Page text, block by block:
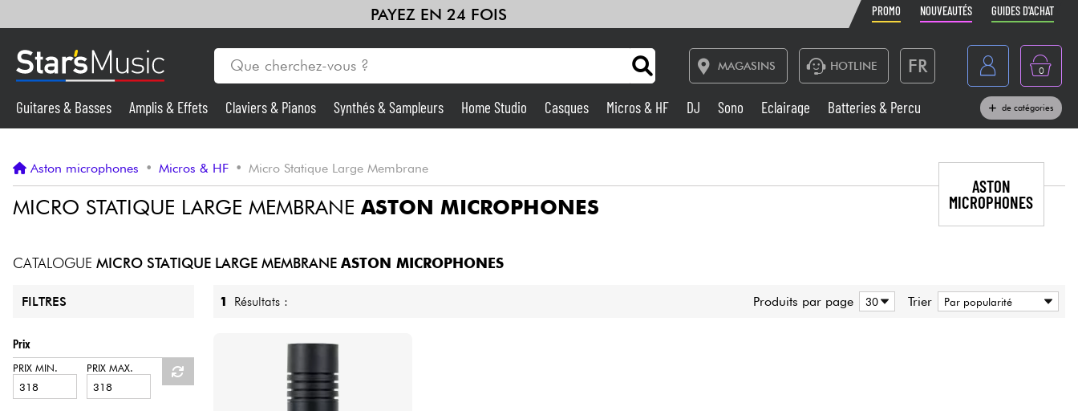
PAYEZ EN 24 FOIS PROMO NOUVEAUTÉS GUIDES D'ACHAT
MAGASINS HOTLINE FR
Belgique
België
0
Synthés & Sampleurs Home Studio Casques
HiFi
Guitares & Basses Amplis & Effets Claviers & Pianos Synthés & Sampleurs Home Studio Casques Micros & HF DJ Sono Eclairage
Batteries & Percu
de catégories
Aston microphones • Micros & HF • Micro Statique Large Membrane
MICRO STATIQUE LARGE MEMBRANE ASTON MICROPHONES
ASTON
MICROPHONES
CATALOGUE MICRO STATIQUE LARGE MEMBRANE ASTON MICROPHONES
FILTRES
Prix
PRIX MIN. PRIX MAX.
1 Résultats : Produits par page Trier